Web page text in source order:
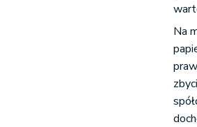
Na